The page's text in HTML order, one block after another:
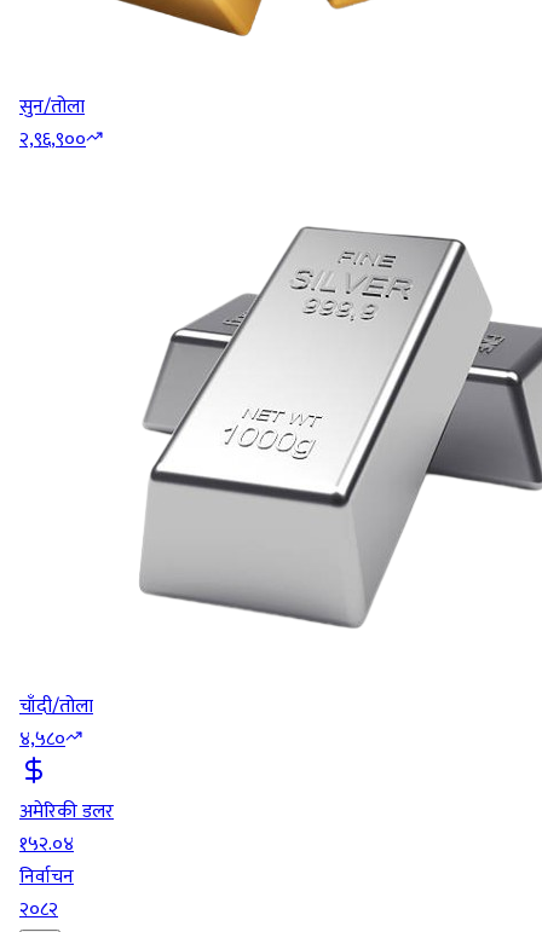
सुन/तोला
२,९६,९००
चाँदी/तोला
४,५८०
अमेरिकी डलर
१५२.०४
निर्वाचन
२०८२